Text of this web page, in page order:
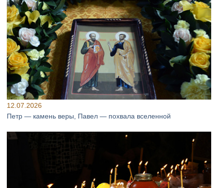
12.07.2026
Петр — камень веры, Павел — похвала вселенной